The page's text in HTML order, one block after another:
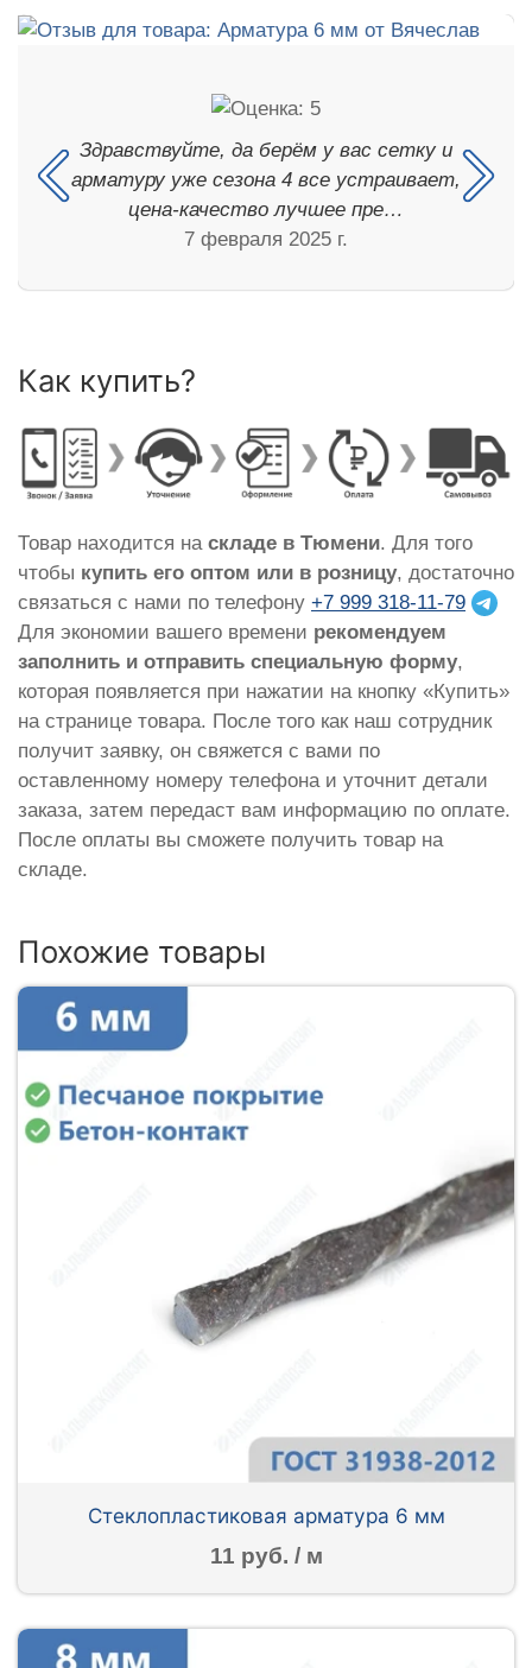
Здравствуйте, да берём у вас сетку и
арматуру уже сезона 4 все устраивает,
цена-качество лучшее пре…
7 февраля 2025 г.
Как купить?
Товар находится на складе в Тюмени. Для того
чтобы купить его оптом или в розницу, достаточно
связаться с нами по телефону +7 999 318-11-79
Для экономии вашего времени рекомендуем
заполнить и отправить специальную форму,
которая появляется при нажатии на кнопку «Купить»
на странице товара. После того как наш сотрудник
получит заявку, он свяжется с вами по
оставленному номеру телефона и уточнит детали
заказа, затем передаст вам информацию по оплате.
После оплаты вы сможете получить товар на
складе.
Похожие товары
Стеклопластиковая арматура 6 мм
11 руб. / м